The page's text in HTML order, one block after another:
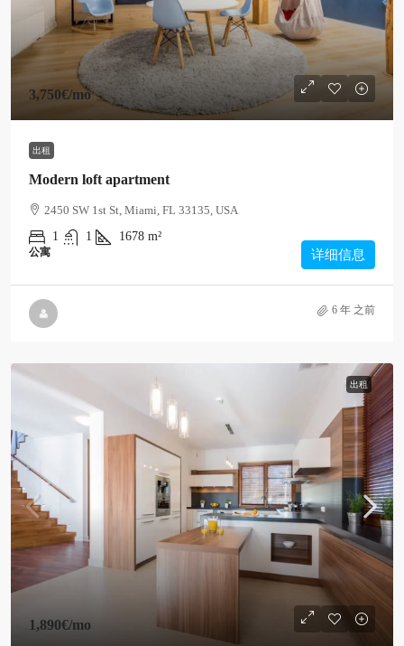
3,750€/mo
出租
Modern loft apartment
2450 SW 1st St, Miami, FL 33135, USA
1
1 1678 m²
公寓 详细信息
6 年 之前
出租
1,890€/mo